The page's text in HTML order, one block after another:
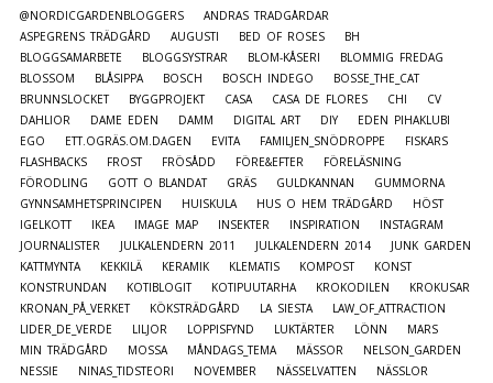
@NORDICGARDENBLOGGERS
ANDRAS TRÄDGÅRDAR
ASPEGRENS TRÄDGÅRD
AUGUSTI BED OF ROSES
BH
BLOGGSAMARBETE
BLOGGSYSTRAR BLOM-KÅSERI
BLOMMIG FREDAG
BLOSSOM
BLÅSIPPA BOSCH BOSCH INDEGO
BOSSE_THE_CAT
BRUNNSLOCKET
BYGGPROJEKT CASA CASA DE FLORES CHI
CV
DAHLIOR
DAME EDEN DAMM DIGITAL ART DIY
EDEN PIHAKLUBI
EGO
ETT.OGRÄS.OM.DAGEN EVITA FAMILJEN_SNÖDROPPE
FISKARS
FLASHBACKS
FROST FRÖSÅDD FÖRE&EFTER
FÖRELÄSNING
FÖRODLING
GOTT O BLANDAT GRÄS GULDKANNAN
GUMMORNA
GYNNSAMHETSPRINCIPEN
HUISKULA HUS O HEM TRÄDGÅRD
HÖST
IGELKOTT
IKEA IMAGE MAP INSEKTER INSPIRATION
INSTAGRAM
JOURNALISTER
JULKALENDERN 2011 JULKALENDERN 2014
JUNK GARDEN
KATTMYNTA
KEKKILÄ KERAMIK KLEMATIS KOMPOST
KONST
KONSTRUNDAN
KOTIBLOGIT KOTIPUUTARHA KROKODILEN
KROKUSAR
KRONAN_PÅ_VERKET
KÖKSTRÄDGÅRD LA SIESTA
LAW_OF_ATTRACTION
LIDER_DE_VERDE
LILJOR LOPPISFYND LUKTÄRTER LÖNN
MARS
MIN TRÄDGÅRD
MOSSA MÅNDAGS_TEMA MÄSSOR
NELSON_GARDEN
NESSIE
NINAS_TIDSTEORI NOVEMBER NÄSSELVATTEN
NÄSSLOR